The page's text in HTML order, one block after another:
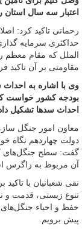
اعتبار سه سال استان
رحمانی تاکید کرد:
حداکثری سرمایه‌
الملل که مقام معظم
مقاومتی بر آن تاکید
وی با اشاره به
بودجه کشور خواست
احداث سدها تشکیل
معاون امور جنگل
دولت چهاردهم نگاه
آن مربوط به زاگرس
نقی شعبانیان با
تنوع زیستی، قدمت و
حفظ و احیاء
پیش برویم.